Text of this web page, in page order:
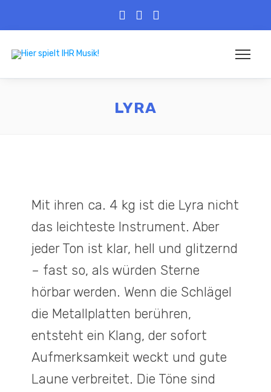
LYRA
Mit ihren ca. 4 kg ist die Lyra nicht
das leichteste Instrument. Aber
jeder Ton ist klar, hell und glitzernd
– fast so, als würden Sterne
hörbar werden. Wenn die Schlägel
die Metallplatten berühren,
entsteht ein Klang, der sofort
Aufmerksamkeit weckt und gute
Laune verbreitet. Die Töne sind